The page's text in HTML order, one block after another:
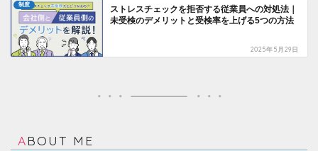
制度
ストレスチェックを拒否する従業員への対処法｜
未受検のデメリットと受検率を上げる5つの方法
2025年5月29日
ABOUT ME